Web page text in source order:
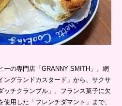
ーの専門店「GRANNY SMITH」。網
ングランドカスタード」から、サクサ
ッチクランブル」、フランス菓子に欠
用した「フレンチダマント」まで、